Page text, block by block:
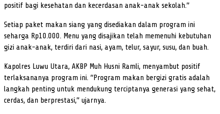
positif bagi kesehatan dan kecerdasan anak-anak sekolah.”
Setiap paket makan siang yang disediakan dalam program ini
seharga Rp10.000. Menu yang disajikan telah memenuhi kebutuhan
gizi anak-anak, terdiri dari nasi, ayam, telur, sayur, susu, dan buah.
Kapolres Luwu Utara, AKBP Muh Husni Ramli, menyambut positif
terlaksananya program ini. “Program makan bergizi gratis adalah
langkah penting untuk mendukung terciptanya generasi yang sehat,
cerdas, dan berprestasi,” ujarnya.